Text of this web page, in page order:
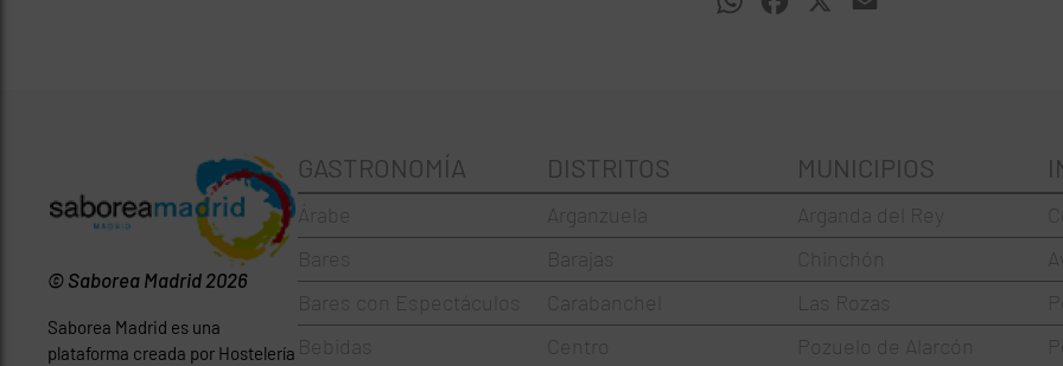
© Saborea Madrid 2026
Saborea Madrid es una
plataforma creada por Hostelería
GASTRONOMÍA
Árabe
Bares
Bares con Espectáculos
Bebidas
DISTRITOS
Arganzuela
Barajas
Carabanchel
Centro
MUNICIPIOS
Arganda del Rey
Chinchón
Las Rozas
Pozuelo de Alarcón